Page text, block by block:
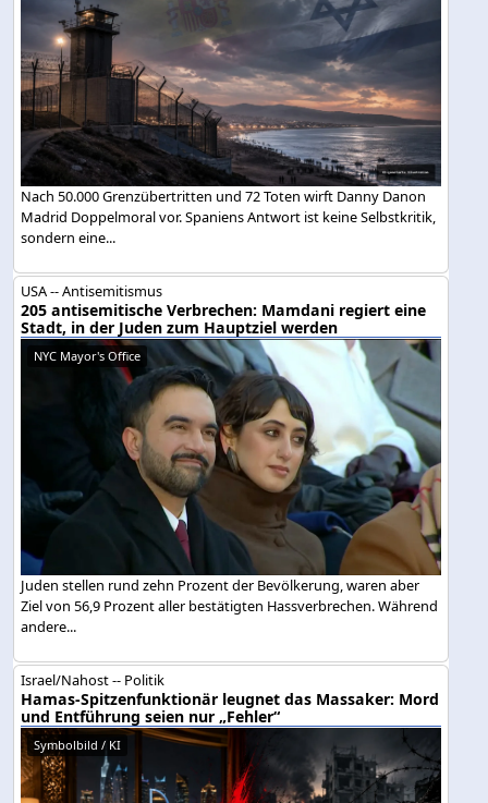
Nach 50.000 Grenzübertritten und 72 Toten wirft Danny Danon
Madrid Doppelmoral vor. Spaniens Antwort ist keine Selbstkritik,
sondern eine...
USA -- Antisemitismus
205 antisemitische Verbrechen: Mamdani regiert eine
Stadt, in der Juden zum Hauptziel werden
NYC Mayor's Office
Juden stellen rund zehn Prozent der Bevölkerung, waren aber
Ziel von 56,9 Prozent aller bestätigten Hassverbrechen. Während
andere...
Israel/Nahost -- Politik
Hamas-Spitzenfunktionär leugnet das Massaker: Mord
und Entführung seien nur „Fehler“
Symbolbild / KI